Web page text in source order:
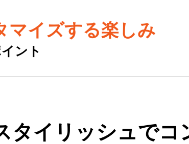
マイズする楽しみ
ント
タイリッシュでコ